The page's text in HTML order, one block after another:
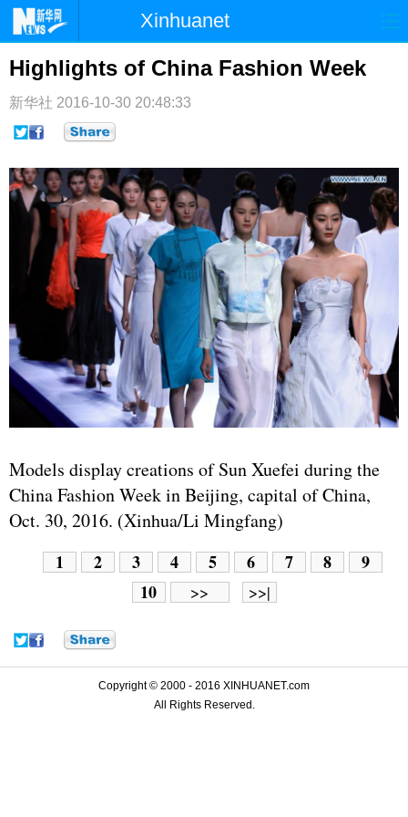
Xinhuanet
首页 时政 国际 港澳
台湾 财经
纪检
文娱 图片 视频 论坛
博客 微博
Highlights of China Fashion Week
新华社 2016-10-30 20:48:33
Models display creations of Sun Xuefei during the
China Fashion Week in Beijing, capital of China,
Oct. 30, 2016. (Xinhua/Li Mingfang)
1 2 3 4 5 6 7 8
9
10
>> >>|
Copyright © 2000 - 2016 XINHUANET.com
All Rights Reserved.